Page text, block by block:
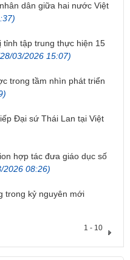
dân giữa hai nước Việt
tỉnh tập trung thực hiện 15
03/2026 15:07)
trong tầm nhìn phát triển
Đại sứ Thái Lan tại Việt
hợp tác đưa giáo dục số
2026 08:26)
trong kỷ nguyên mới
1 - 10